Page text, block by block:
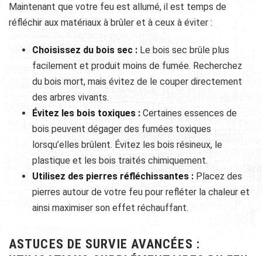
Maintenant que votre feu est allumé, il est temps de
réfléchir aux matériaux à brûler et à ceux à éviter :
Choisissez du bois sec : Le bois sec brûle plus
facilement et produit moins de fumée. Recherchez
du bois mort, mais évitez de le couper directement
des arbres vivants.
Évitez les bois toxiques :Certaines essences de
bois peuvent dégager des fumées toxiques
lorsqu’elles brûlent. Évitez les bois résineux, le
plastique et les bois traités chimiquement.
Utilisez des pierres réfléchissantes : Placez des
pierres autour de votre feu pour refléter la chaleur et
ainsi maximiser son effet réchauffant.
ASTUCES DE SURVIE AVANCÉES :